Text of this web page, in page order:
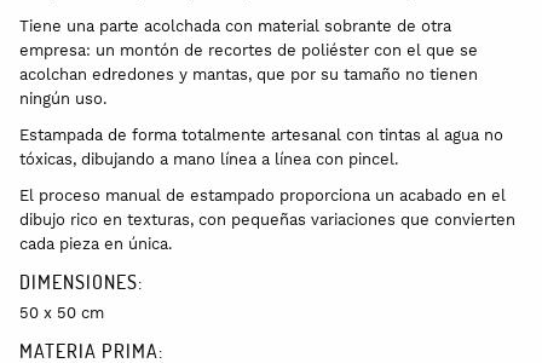
Tiene una parte acolchada con material sobrante de otra
empresa: un montón de recortes de poliéster con el que se
acolchan edredones y mantas, que por su tamaño no tienen
ningún uso.
Estampada de forma totalmente artesanal con tintas al agua no
tóxicas, dibujando a mano línea a línea con pincel.
El proceso manual de estampado proporciona un acabado en el
dibujo rico en texturas, con pequeñas variaciones que convierten
cada pieza en única.
DIMENSIONES:
50 x 50 cm
MATERIA PRIMA: